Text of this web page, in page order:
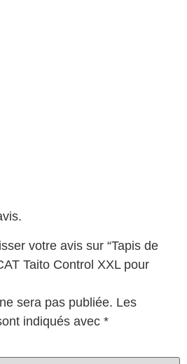
votre avis sur “Tapis de
Taito Control XXL pour
sera pas publiée. Les
indiqués avec *